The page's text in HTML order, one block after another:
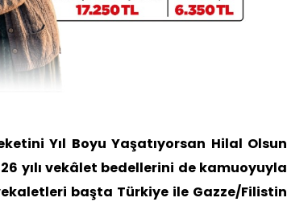
Yıl Boyu Yaşatıyorsan Hilal Olsun
yılı vekâlet bedellerini de kamuoyuyla
başta Türkiye ile Gazze/Filistin